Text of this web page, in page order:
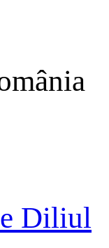
Diliul